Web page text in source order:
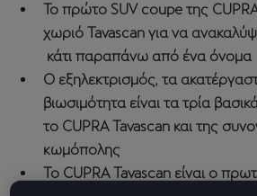
Το πρώτο SUV coupe της CUPRA
χωριό Tavascan για να
κάτι παραπάνω από ένα όνομα
Ο εξηλεκτρισμός, τα
βιωσιμότητα είναι τα τρία
το CUPRA Tavascan και της
κωμόπολης
To CUPRA Tavascan είναι ο